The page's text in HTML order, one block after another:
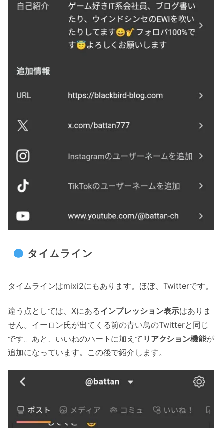
タイムライン
タイムラインはmixi2にもあります。ほぼ、Twitterです。
違う点としては、Xにあるインプレッション表示はありま
せん。イーロン氏が出てくる前の青い鳥のTwitterと同じ
です。あと、いいねのハートに加えて リアクション機能が
追加になっています。この後で紹介します。